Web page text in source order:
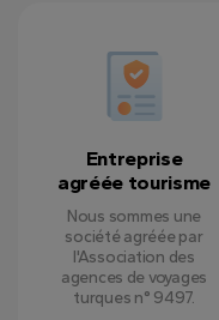
Entreprise
agréée tourisme
Nous sommes une
société agréée par
l'Association des
agences de voyages
turques n° 9497.